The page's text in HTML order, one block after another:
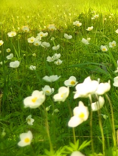
spring-276014_1280
276014_1280